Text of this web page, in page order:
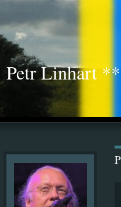
Petr Linhart